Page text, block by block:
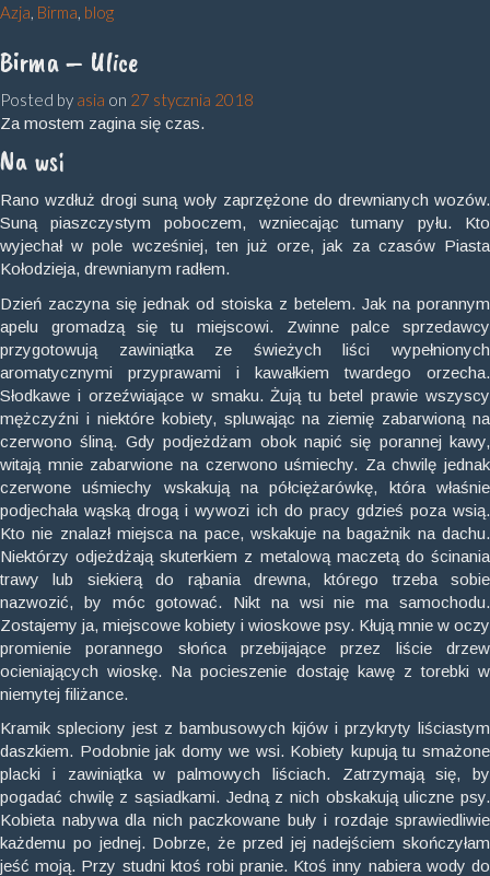
Azja Birma blog
Birma – Ulice
Posted by asia on 27 stycznia 2018
Za mostem zagina się czas.
Na wsi
Rano wzdłuż drogi suną woły zaprzężone do drewnianych wozów.
Suną piaszczystym poboczem, wzniecając tumany pyłu. Kto
wyjechał w pole wcześniej, ten już orze, jak za czasów Piasta
Kołodzieja, drewnianym radłem.
Dzień zaczyna się jednak od stoiska z betelem. Jak na porannym
apelu gromadzą się tu miejscowi. Zwinne palce sprzedawcy
przygotowują zawiniątka ze świeżych liści wypełnionych
aromatycznymi przyprawami i kawałkiem twardego orzecha.
Słodkawe i orzeźwiające w smaku. Żują tu betel prawie wszyscy
mężczyźni i niektóre kobiety, spluwając na ziemię zabarwioną na
czerwono śliną. Gdy podjeżdżam obok napić się porannej kawy,
witają mnie zabarwione na czerwono uśmiechy. Za chwilę jednak
czerwone uśmiechy wskakują na półciężarówkę, która właśnie
podjechała wąską drogą i wywozi ich do pracy gdzieś poza wsią.
Kto nie znalazł miejsca na pace, wskakuje na bagażnik na dachu.
Niektórzy odjeżdżają skuterkiem z metalową maczetą do ścinania
trawy lub siekierą do rąbania drewna, którego trzeba sobie
nazwozić, by móc gotować. Nikt na wsi nie ma samochodu.
Zostajemy ja, miejscowe kobiety i wioskowe psy. Kłują mnie w oczy
promienie porannego słońca przebijające przez liście drzew
ocieniających wioskę. Na pocieszenie dostaję kawę z torebki w
niemytej filiżance.
Kramik spleciony jest z bambusowych kijów i przykryty liściastym
daszkiem. Podobnie jak domy we wsi. Kobiety kupują tu smażone
placki i zawiniątka w palmowych liściach. Zatrzymają się, by
pogadać chwilę z sąsiadkami. Jedną z nich obskakują uliczne psy.
Kobieta nabywa dla nich paczkowane buły i rozdaje sprawiedliwie
każdemu po jednej. Dobrze, że przed jej nadejściem skończyłam
jeść moją. Przy studni ktoś robi pranie. Ktoś inny nabiera wody do